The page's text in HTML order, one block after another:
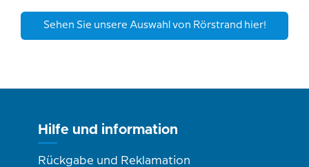
Sehen Sie unsere Auswahl von Rörstrand hier!
Hilfe und information
Rückgabe und Reklamation